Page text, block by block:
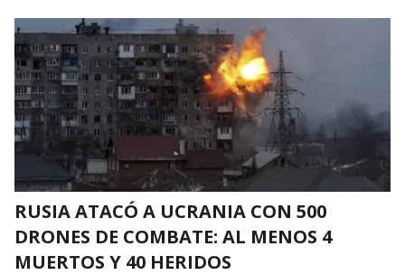
RUSIA ATACÓ A UCRANIA CON 500
DRONES DE COMBATE: AL MENOS 4
MUERTOS Y 40 HERIDOS